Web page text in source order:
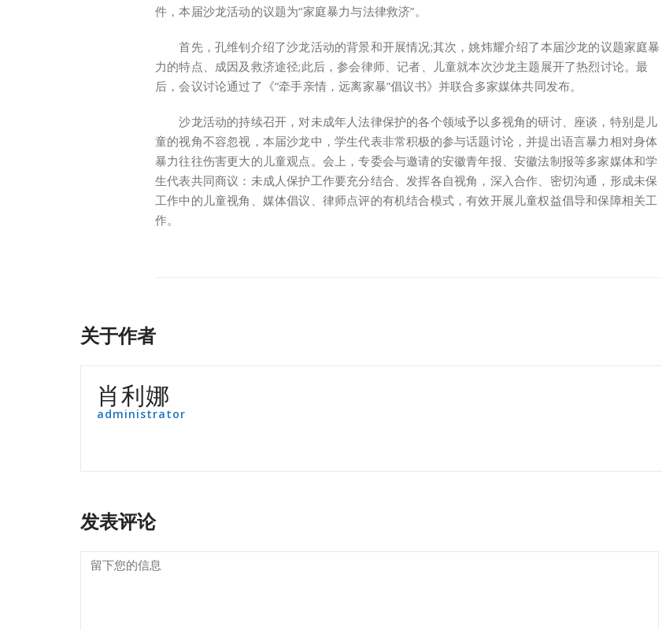
件，本届沙龙活动的议题为“家庭暴力与法律救济”。
首先，孔维钊介绍了沙龙活动的背景和开展情况;其次，姚炜耀介绍了本届沙龙的议题家庭暴
力的特点、成因及救济途径;此后，参会律师、记者、儿童就本次沙龙主题展开了热烈讨论。最
后，会议讨论通过了《“牵手亲情，远离家暴”倡议书》并联合多家媒体共同发布。
沙龙活动的持续召开，对未成年人法律保护的各个领域予以多视角的研讨、座谈，特别是儿
童的视角不容忽视，本届沙龙中，学生代表非常积极的参与话题讨论，并提出语言暴力相对身体
暴力往往伤害更大的儿童观点。会上，专委会与邀请的安徽青年报、安徽法制报等多家媒体和学
生代表共同商议：未成人保护工作要充分结合、发挥各自视角，深入合作、密切沟通，形成未保
工作中的儿童视角、媒体倡议、律师点评的有机结合模式，有效开展儿童权益倡导和保障相关工
作。
关于作者
肖利娜
administrator
发表评论